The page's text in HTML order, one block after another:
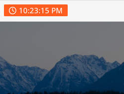
10:23:16 PM